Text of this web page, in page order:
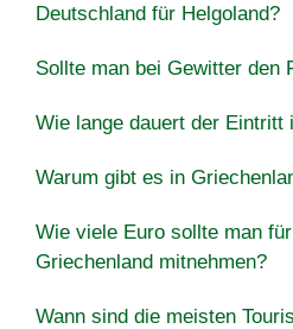
Deutschland für Helgoland?
Sollte man bei Gewitter den
Wie lange dauert der Eintritt
Warum gibt es in
Wie viele Euro sollte man
Griechenland mitnehmen?
Wann sind die meisten